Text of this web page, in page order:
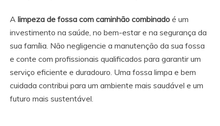
A limpeza de fossa com caminhão combinado é um
investimento na saúde, no bem-estar e na segurança da
sua família. Não negligencie a manutenção da sua fossa
e conte com profissionais qualificados para garantir um
serviço eficiente e duradouro. Uma fossa limpa e bem
cuidada contribui para um ambiente mais saudável e um
futuro mais sustentável.